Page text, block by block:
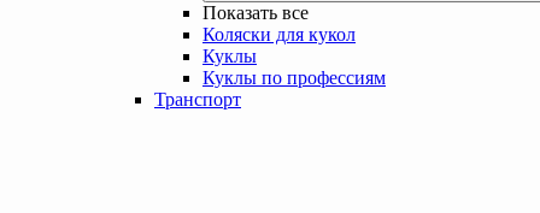
Показать все
Коляски для кукол
Куклы
Куклы по профессиям
Транспорт